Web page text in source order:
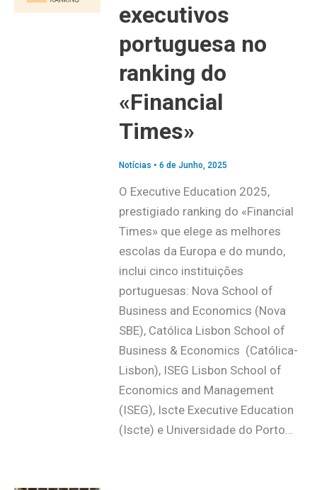
executivos
portuguesa no
ranking do
«Financial
Times»
Notícias • 6 de Junho, 2025
O Executive Education 2025,
prestigiado ranking do «Financial
Times» que elege as melhores
escolas da Europa e do mundo,
inclui cinco instituições
portuguesas: Nova School of
Business and Economics (Nova
SBE), Católica Lisbon School of
Business & Economics (Católica-
Lisbon), ISEG Lisbon School of
Economics and Management
(ISEG), Iscte Executive Education
(Iscte) e Universidade do Porto…